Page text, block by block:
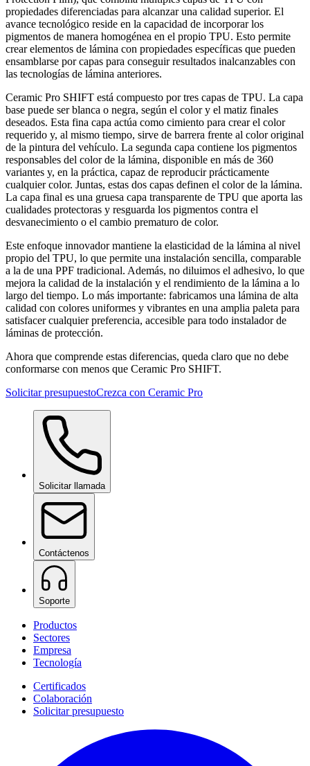
propiedades diferenciadas para alcanzar una calidad superior. El
avance tecnológico reside en la capacidad de incorporar los
pigmentos de manera homogénea en el propio TPU. Esto permite
crear elementos de lámina con propiedades específicas que pueden
ensamblarse por capas para conseguir resultados inalcanzables con
las tecnologías de lámina anteriores.
Ceramic Pro SHIFT está compuesto por tres capas de TPU. La capa
base puede ser blanca o negra, según el color y el matiz finales
deseados. Esta fina capa actúa como cimiento para crear el color
requerido y, al mismo tiempo, sirve de barrera frente al color original
de la pintura del vehículo. La segunda capa contiene los pigmentos
responsables del color de la lámina, disponible en más de 360
variantes y, en la práctica, capaz de reproducir prácticamente
cualquier color. Juntas, estas dos capas definen el color de la lámina.
La capa final es una gruesa capa transparente de TPU que aporta las
cualidades protectoras y resguarda los pigmentos contra el
desvanecimiento o el cambio prematuro de color.
Este enfoque innovador mantiene la elasticidad de la lámina al nivel
propio del TPU, lo que permite una instalación sencilla, comparable
a la de una PPF tradicional. Además, no diluimos el adhesivo, lo que
mejora la calidad de la instalación y el rendimiento de la lámina a lo
largo del tiempo. Lo más importante: fabricamos una lámina de alta
calidad con colores uniformes y vibrantes en una amplia paleta para
satisfacer cualquier preferencia, accesible para todo instalador de
láminas de protección.
Ahora que comprende estas diferencias, queda claro que no debe
conformarse con menos que Ceramic Pro SHIFT.
Solicitar presupuestoCrezca con Ceramic Pro
Solicitar llamada
Contáctenos
Soporte
Productos
Sectores
Empresa
Tecnología
Certificados
Colaboración
Solicitar presupuesto